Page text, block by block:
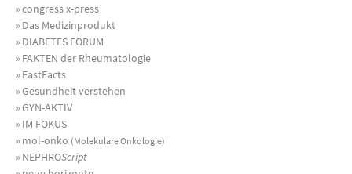
»congress x-press
»Das Medizinprodukt
»DIABETES FORUM
»FAKTEN der Rheumatologie
»FastFacts
»Gesundheit verstehen
»GYN-AKTIV
»IM FOKUS
»mol-onko (Molekulare Onkologie)
»NEPHROScript